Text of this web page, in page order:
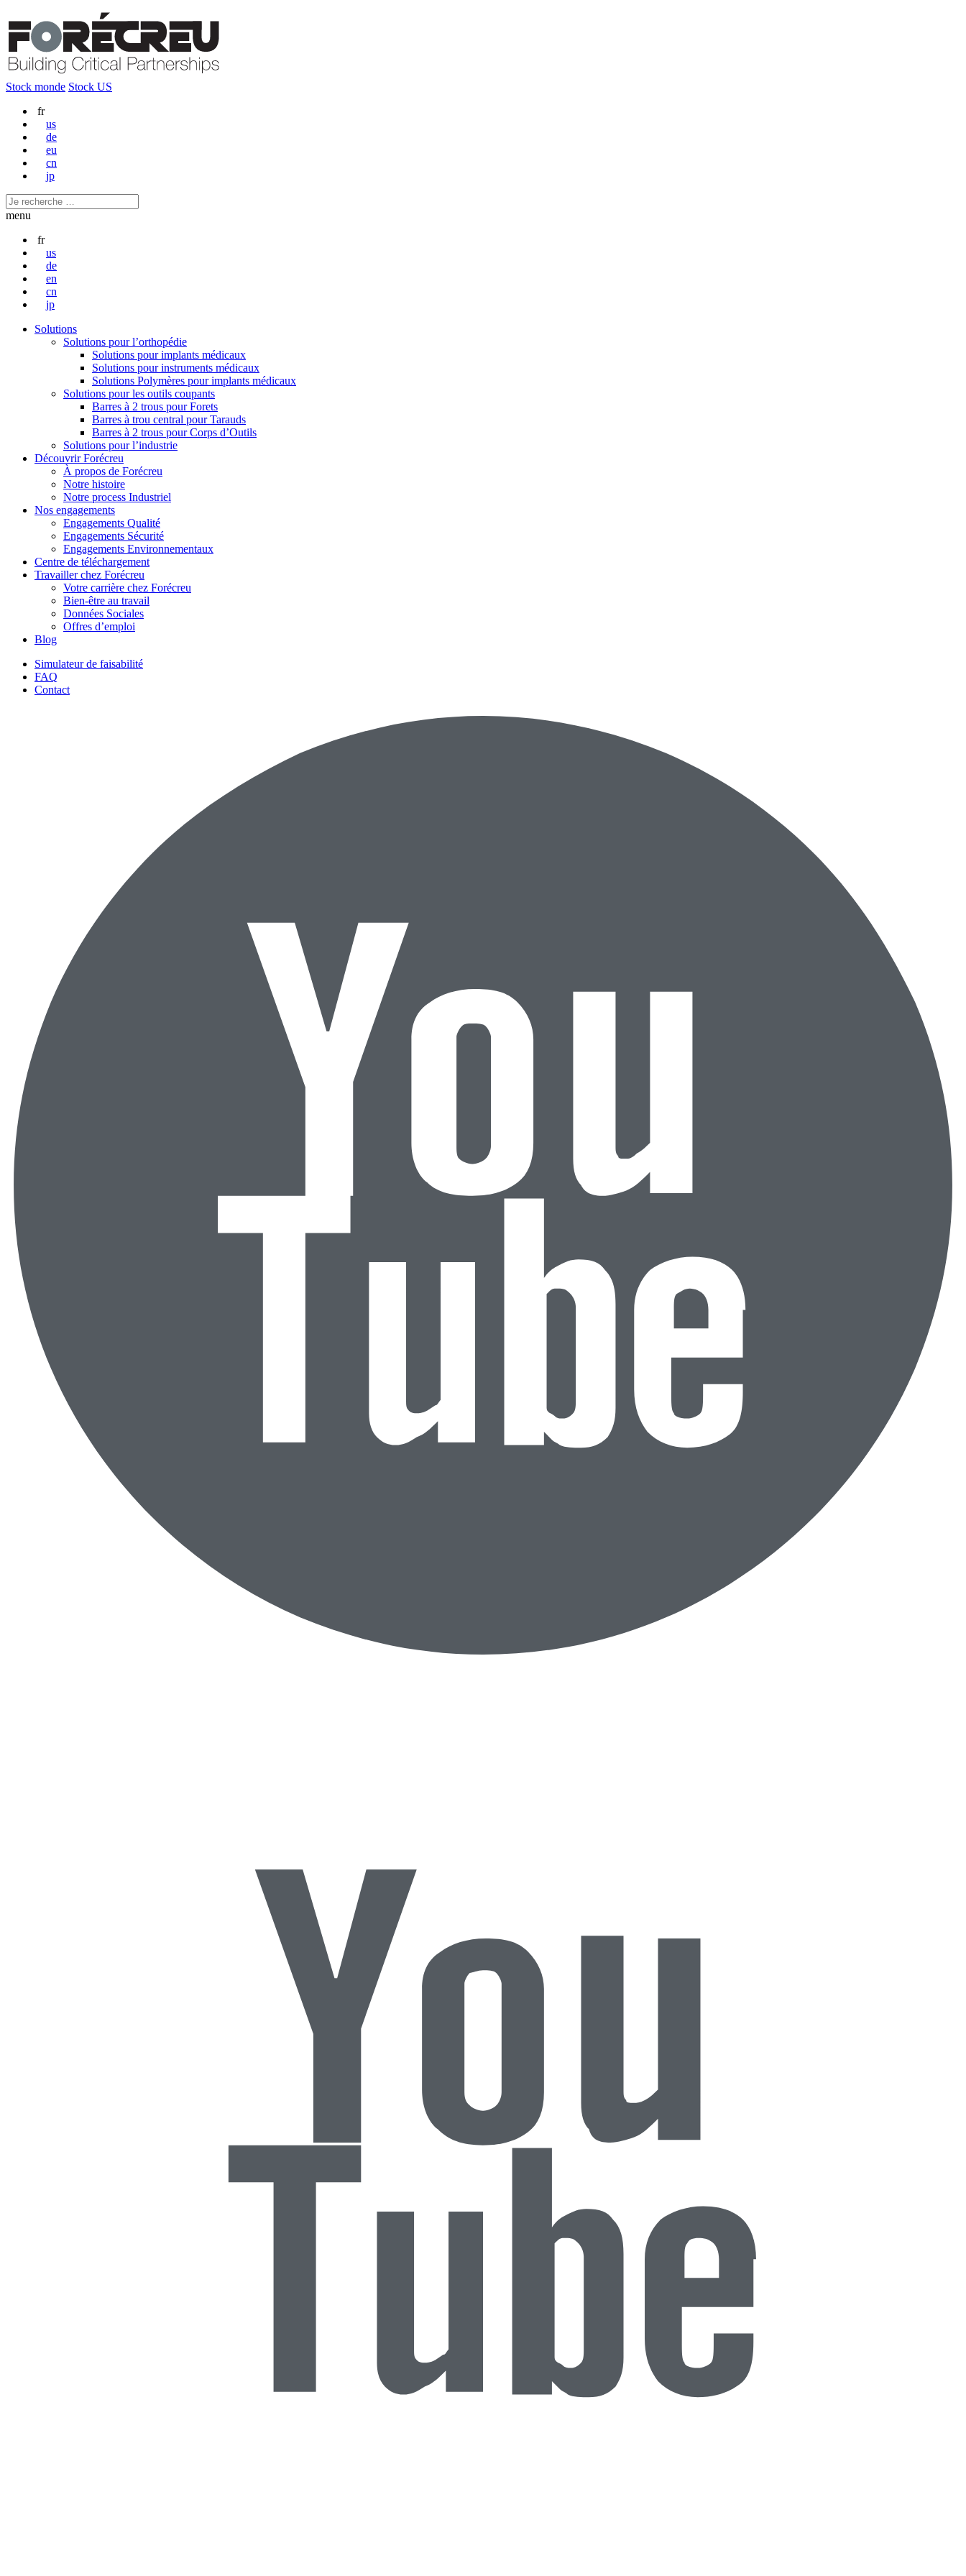
Stock monde Stock US
fr
us
de
eu
cn
jp
menu
fr
us
de
en
cn
jp
Solutions
Solutions pour l’orthopédie
Solutions pour implants médicaux
Solutions pour instruments médicaux
Solutions Polymères pour implants médicaux
Solutions pour les outils coupants
Barres à 2 trous pour Forets
Barres à trou central pour Tarauds
Barres à 2 trous pour Corps d’Outils
Solutions pour l’industrie
Découvrir Forécreu
À propos de Forécreu
Notre histoire
Notre process Industriel
Nos engagements
Engagements Qualité
Engagements Sécurité
Engagements Environnementaux
Centre de téléchargement
Travailler chez Forécreu
Votre carrière chez Forécreu
Bien-être au travail
Données Sociales
Offres d’emploi
Blog
Simulateur de faisabilité
FAQ
Contact